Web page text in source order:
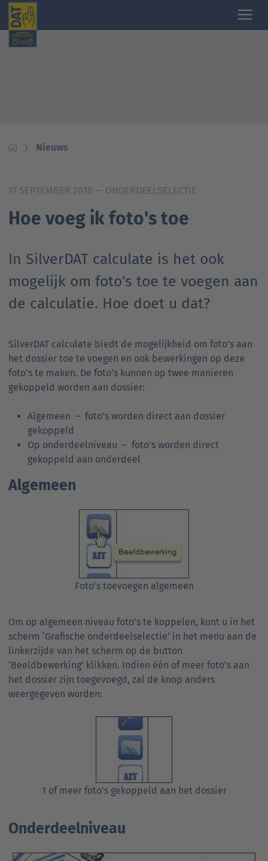
Nieuws
17 SEPTEMBER 2018 — ONDERDEELSELECTIE
Hoe voeg ik foto's toe
In SilverDAT calculate is het ook
mogelijk om foto's toe te voegen aan
de calculatie. Hoe doet u dat?
SilverDAT calculate biedt de mogelijkheid om foto’s aan
het dossier toe te voegen en ook bewerkingen op deze
foto’s te maken. De foto’s kunnen op twee manieren
gekoppeld worden aan dossier:
Algemeen – foto’s worden direct aan dossier
gekoppeld
Op onderdeelniveau – foto’s worden direct
gekoppeld aan onderdeel
Algemeen
Foto's toevoegen algemeen
Om op algemeen niveau foto’s te koppelen, kunt u in het
scherm ‘Grafische onderdeelselectie’ in het menu aan de
linkerzijde van het scherm op de button
‘Beeldbewerking’ klikken. Indien één of meer foto’s aan
het dossier zijn toegevoegd, zal de knop anders
weergegeven worden:
1 of meer foto's gekoppeld aan het dossier
Onderdeelniveau